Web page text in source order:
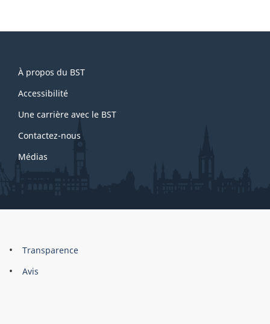
this
site
À propos du BST
Accessibilité
Une carrière avec le BST
Contactez-nous
Médias
About
this
Brand
Transparence
Avis